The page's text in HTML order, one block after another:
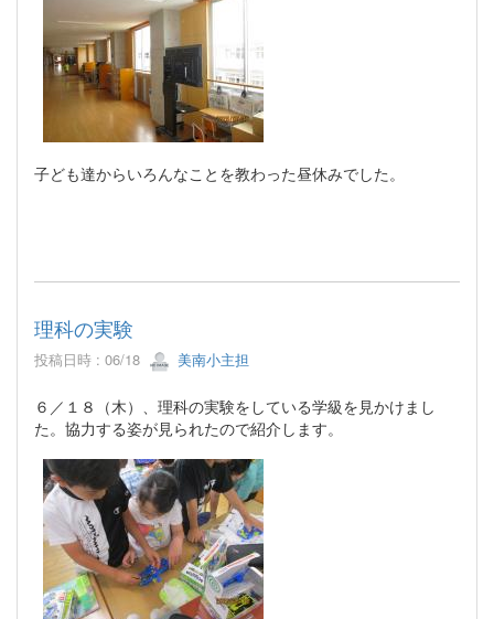
子ども達からいろんなことを教わった昼休みでした。
理科の実験
投稿日時 : 06/18 美南小主担
６／１８（木）、理科の実験をしている学級を見かけまし
た。協力する姿が見られたので紹介します。